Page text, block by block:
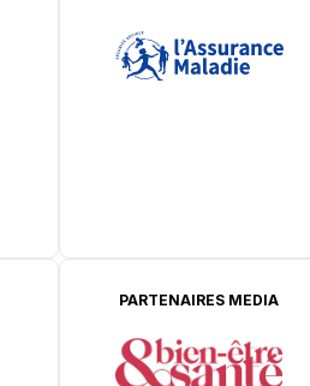
PARTENAIRES MEDIA